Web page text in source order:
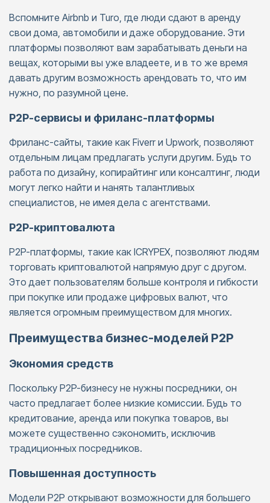
Вспомните Airbnb и Turo, где люди сдают в аренду
свои дома, автомобили и даже оборудование. Эти
платформы позволяют вам зарабатывать деньги на
вещах, которыми вы уже владеете, и в то же время
давать другим возможность арендовать то, что им
нужно, по разумной цене.
P2P-сервисы и фриланс-платформы
Фриланс-сайты, такие как Fiverr и Upwork, позволяют
отдельным лицам предлагать услуги другим. Будь то
работа по дизайну, копирайтинг или консалтинг, люди
могут легко найти и нанять талантливых
специалистов, не имея дела с агентствами.
P2P-криптовалюта
P2P-платформы, такие как ICRYPEX, позволяют людям
торговать криптовалютой напрямую друг с другом.
Это дает пользователям больше контроля и гибкости
при покупке или продаже цифровых валют, что
является огромным преимуществом для многих.
Преимущества бизнес-моделей P2P
Экономия средств
Поскольку P2P-бизнесу не нужны посредники, он
часто предлагает более низкие комиссии. Будь то
кредитование, аренда или покупка товаров, вы
можете существенно сэкономить, исключив
традиционных посредников.
Повышенная доступность
Модели P2P открывают возможности для большего